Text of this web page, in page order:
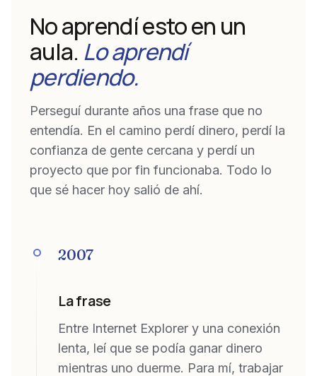
No aprendí esto en un
aula. Lo aprendí
perdiendo.
Perseguí durante años una frase que no
entendía. En el camino perdí dinero, perdí la
confianza de gente cercana y perdí un
proyecto que por fin funcionaba. Todo lo
que sé hacer hoy salió de ahí.
2007
La frase
Entre Internet Explorer y una conexión
lenta, leí que se podía ganar dinero
mientras uno duerme. Para mí, trabajar